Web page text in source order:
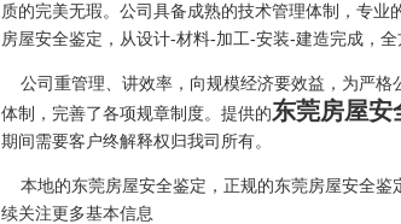
质的完美无瑕。公司具备成熟的技术管理体制，专
房屋安全鉴定，从设计-材料-加工-安装-建造完成，
公司重管理、讲效率，向规模经济要效益，为严格
体制，完善了各项规章制度。提供的东莞房屋安
期间需要客户终解释权归我司所有。
本地的东莞房屋安全鉴定，正规的东莞房屋安全鉴
续关注更多基本信息